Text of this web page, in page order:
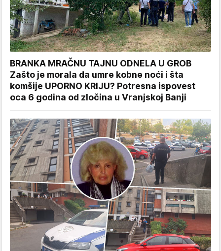
BRANKA MRAČNU TAJNU ODNELA U GROB
Zašto je morala da umre kobne noći i šta
komšije UPORNO KRIJU? Potresna ispovest
oca 6 godina od zločina u Vranjskoj Banji